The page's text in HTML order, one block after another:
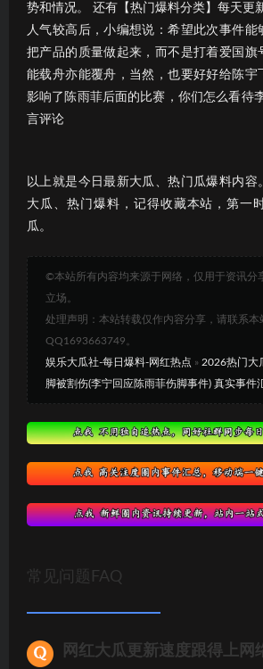
势和情况。 还有【热门爆料分类】每天更
人气较高后，小编想说：希望此次事件能
把产品的质量做起来，而不是打着爱国旗
能载舟亦能覆舟，当然，也要好好给陈宇
影响了陈雨菲后面的比赛，你们怎么看待
言评论
以上就是今日最新大瓜、热门瓜爆料内容
大瓜、热门爆料，记得收藏本站，第一
瓜。
©本站所有内容均来源于网络，仅用于资讯分
立场。
处理声明：本站转载仅作内容分享，请联系本
QQ1693663749。
娱乐大瓜社-每日爆料-网红热点 » 2026热门大
脚被割伤(李宁回应陈雨菲伤脚事件) 真实事件
常见问题FAQ
网红大瓜更新速度跟得上网